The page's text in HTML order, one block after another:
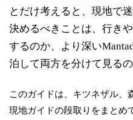
とだけ考えると、現地で
決めるべきことは、行き
するのか、より深い
泊して両方を分けて見るの
このガイドは、キツネザル、
現地ガイドの段取りをまとめ